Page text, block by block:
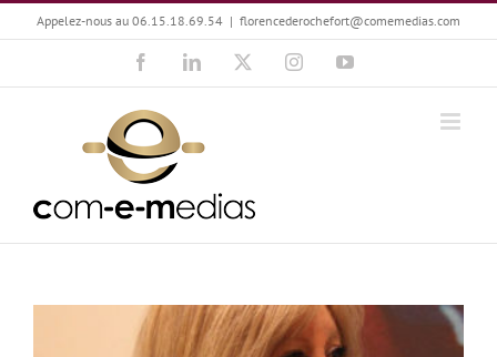
Passer
au
Appelez-nous au 06.15.18.69.54 | florencederochefort@comemedias.com
FacebookLinkedIn InstagramYouTube